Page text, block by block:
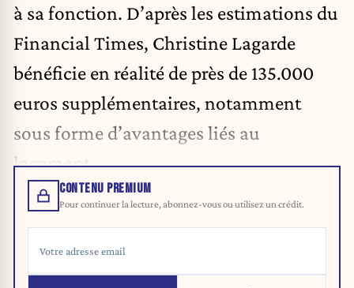
à sa fonction. D’après les estimations du
Financial Times, Christine Lagarde
bénéficie en réalité de près de 135.000
euros supplémentaires, notamment
sous forme d’avantages liés au
logement.
CONTENU PREMIUM
Pour continuer la lecture, abonnez-vous ou utilisez un crédit.